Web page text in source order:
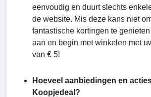
eenvoudig en duurt slechts
de website. Mis deze kans niet
fantastische kortingen te
aan en begin met winkelen met
van € 5!
Hoeveel aanbiedingen en
Koopjedeal?